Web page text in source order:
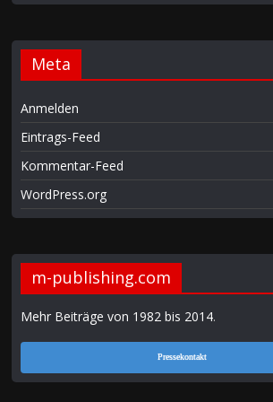
Meta
Anmelden
Eintrags-Feed
Kommentar-Feed
WordPress.org
m-publishing.com
Mehr Beiträge von 1982 bis 2014.
Pressekontakt